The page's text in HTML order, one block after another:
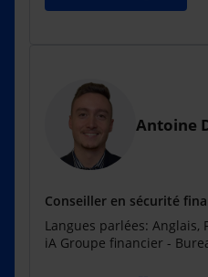
Antoine
Conseiller en sécurité
Langues parlées: Anglais,
iA Groupe financier -